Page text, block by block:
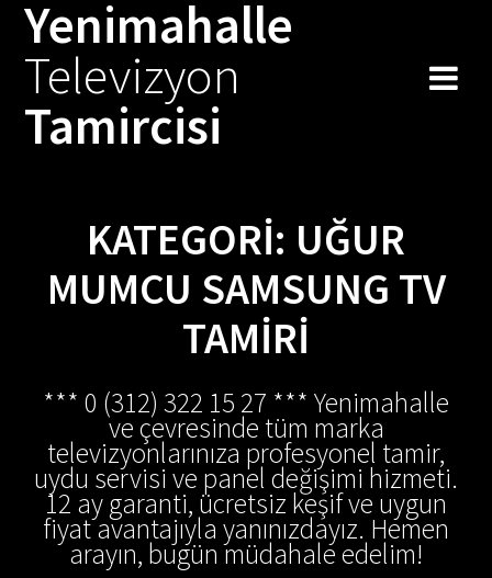
Skip
to
Yenimahalle
Televizyon
Tamircisi
KATEGORI: UĞUR
MUMCU SAMSUNG TV
TAMIRI
*** 0 (312) 322 15 27 *** Yenimahalle
ve çevresinde tüm marka
televizyonlarınıza profesyonel tamir,
uydu servisi ve panel değişimi hizmeti.
12 ay garanti, ücretsiz keşif ve uygun
fiyat avantajıyla yanınızdayız. Hemen
arayın, bugün müdahale edelim!